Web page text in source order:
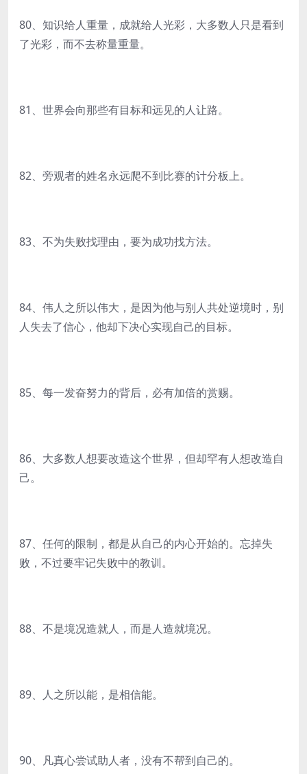
80、知识给人重量，成就给人光彩，大多数人只是看到
了光彩，而不去称量重量。
81、世界会向那些有目标和远见的人让路。
82、旁观者的姓名永远爬不到比赛的计分板上。
83、不为失败找理由，要为成功找方法。
84、伟人之所以伟大，是因为他与别人共处逆境时，别
人失去了信心，他却下决心实现自己的目标。
85、每一发奋努力的背后，必有加倍的赏赐。
86、大多数人想要改造这个世界，但却罕有人想改造自
己。
87、任何的限制，都是从自己的内心开始的。忘掉失
败，不过要牢记失败中的教训。
88、不是境况造就人，而是人造就境况。
89、人之所以能，是相信能。
90、凡真心尝试助人者，没有不帮到自己的。